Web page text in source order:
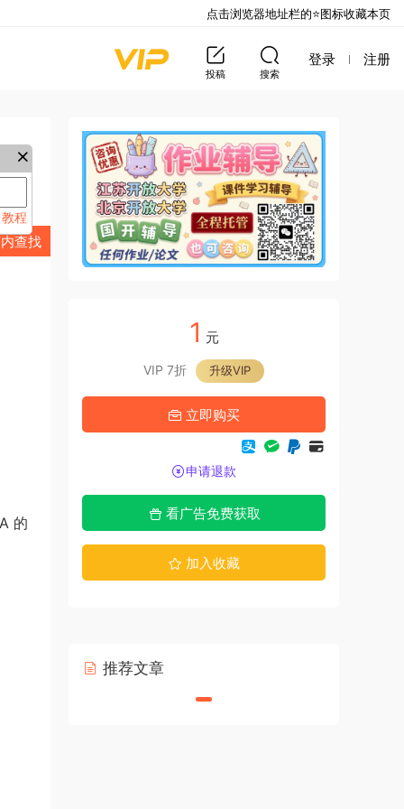
投稿 搜索
登录 注册
的
查找
教程
1 元
VIP 7折 升级VIP
立即购买
申请退款
看广告免费获取
加入收藏
推荐文章
点击浏览器地址栏的⭐图标收藏本页